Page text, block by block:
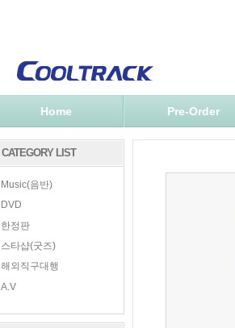
Home Pre-Order
CATEGORY LIST
Music(음반)
DVD
한정판
스타샵(굿즈)
해외직구대행
A.V